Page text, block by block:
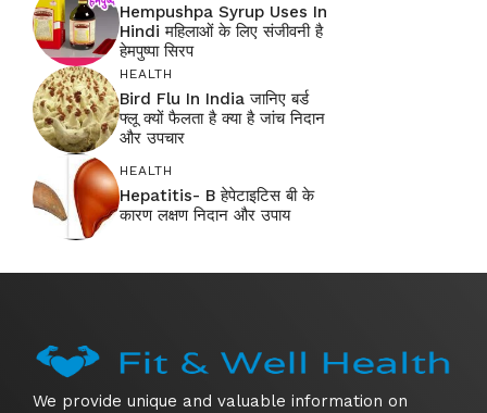
Hempushpa Syrup Uses In
Hindi महिलाओं के लिए संजीवनी है
हेमपुष्पा सिरप
HEALTH
Bird Flu In India जानिए बर्ड
फ्लू क्यों फैलता है क्या है जांच निदान
और उपचार
HEALTH
Hepatitis- B हेपेटाइटिस बी के
कारण लक्षण निदान और उपाय
We provide unique and valuable information on